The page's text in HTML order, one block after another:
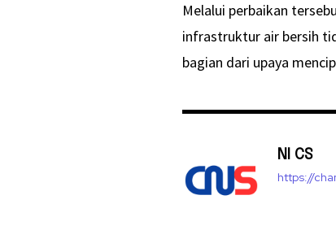
Melalui perbaikan
infrastruktur air bersih
bagian dari upaya
NI CS
https://